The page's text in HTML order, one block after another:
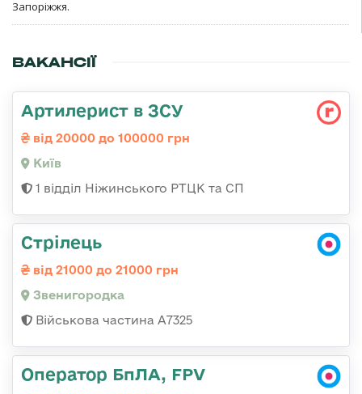
Запоріжжя.
ВАКАНСІЇ
Артилерист в ЗСУ
від 20000 до 100000 грн
Київ
1 відділ Ніжинського РТЦК та СП
Стрілець
від 21000 до 21000 грн
Звенигородка
Військова частина А7325
Оператор БпЛА, FPV